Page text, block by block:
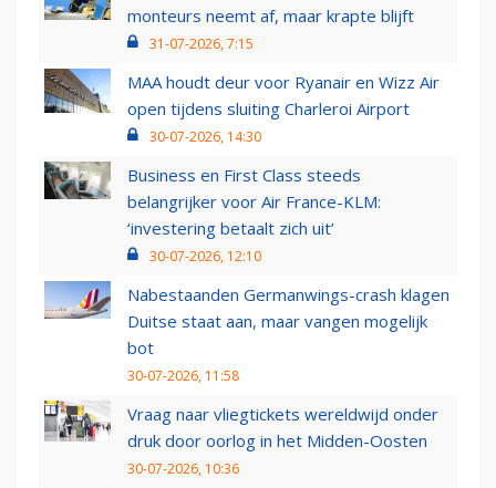
monteurs neemt af, maar krapte blijft
31-07-2026, 7:15
MAA houdt deur voor Ryanair en Wizz Air
open tijdens sluiting Charleroi Airport
30-07-2026, 14:30
Business en First Class steeds
belangrijker voor Air France-KLM:
‘investering betaalt zich uit’
30-07-2026, 12:10
Nabestaanden Germanwings-crash klagen
Duitse staat aan, maar vangen mogelijk
bot
30-07-2026, 11:58
Vraag naar vliegtickets wereldwijd onder
druk door oorlog in het Midden-Oosten
30-07-2026, 10:36